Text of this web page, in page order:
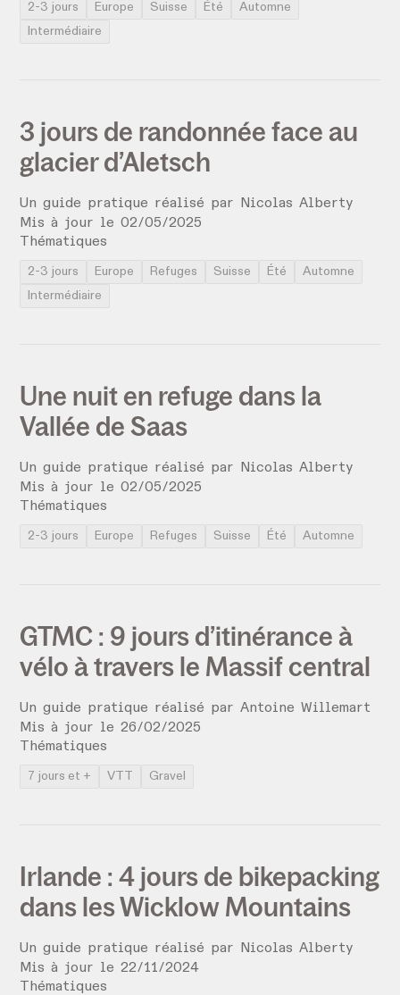
2-3 jours Europe Suisse Été
Automne
Intermédiaire
3 jours de randonnée face au
glacier d’Aletsch
Un guide pratique réalisé par
Nicolas Alberty
Mis à jour le02/05/2025
Thématiques
2-3 jours Europe Refuges Suisse Été
Automne
Intermédiaire
Une nuit en refuge dans la
Vallée de Saas
Un guide pratique réalisé par
Nicolas Alberty
Mis à jour le02/05/2025
Thématiques
2-3 jours Europe Refuges Suisse Été Automne
GTMC : 9 jours d’itinérance à
vélo à travers le Massif central
Un guide pratique réalisé parAntoine Willemart
Mis à jour le26/02/2025
Thématiques
7 jours et + VTT Gravel
Irlande : 4 jours de bikepacking
dans les Wicklow Mountains
Un guide pratique réalisé par
Nicolas Alberty
Mis à jour le22/11/2024
Thématiques